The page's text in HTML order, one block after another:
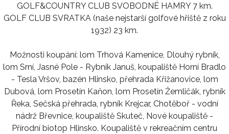
GOLF&COUNTRY CLUB SVOBODNÉ HAMRY 7 km.
GOLF CLUB SVRATKA (naše nejstarší golfové hřiště z roku
1932) 23 km.
Možnosti koupání: lom Trhová Kamenice, Dlouhý rybník,
lom Srní, Jasné Pole - Rybník Januš, koupaliště Horní Bradlo
- Tesla Vršov, bazén Hlinsko, přehrada Křižanovice, lom
Dubová, lom Prosetín Kaňon, lom Prosetín Žemličák, rybník
Řeka, Sečská přehrada, rybník Krejcar, Chotěboř - vodní
nádrž Břevnice, koupaliště Skuteč, Nové koupaliště -
Přírodní biotop Hlinsko. Koupaliště v rekreačním centru